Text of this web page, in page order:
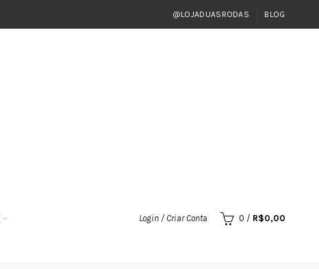
@LOJADUASRODAS BLOG
Login / Criar Conta 0 / R$0,00